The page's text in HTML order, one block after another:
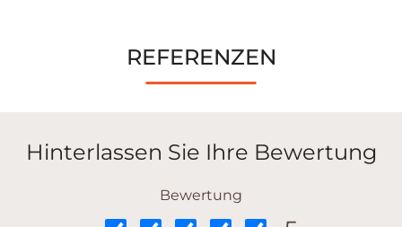
REFERENZEN
Hinterlassen Sie Ihre Bewertung
Bewertung